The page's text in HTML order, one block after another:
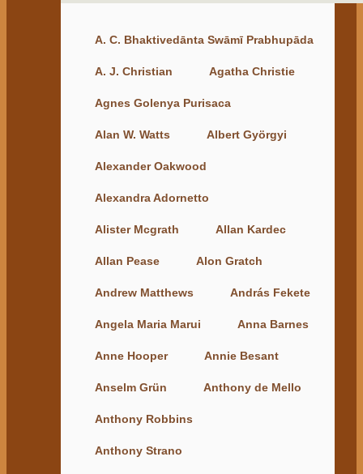
A. C. Bhaktivedānta Swāmī Prabhupāda
A. J. Christian Agatha Christie
Agnes Golenya Purisaca
Alan W. Watts Albert Györgyi
Alexander Oakwood
Alexandra Adornetto
Alister Mcgrath Allan Kardec
Allan Pease Alon Gratch
Andrew Matthews András Fekete
Angela Maria Marui Anna Barnes
Anne Hooper Annie Besant
Anselm Grün Anthony de Mello
Anthony Robbins
Anthony Strano